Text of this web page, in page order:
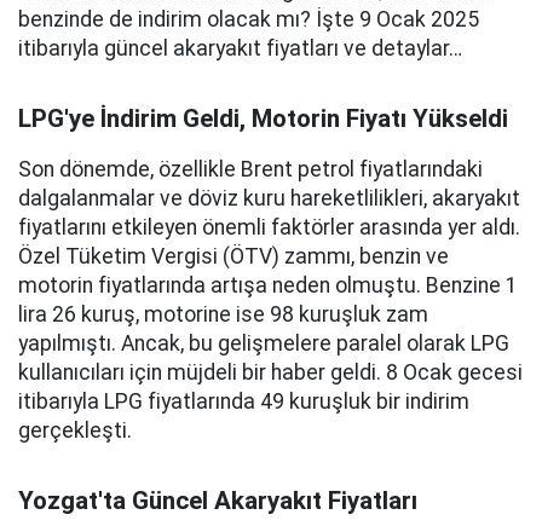
benzinde de indirim olacak mı? İşte 9 Ocak 2025
itibarıyla güncel akaryakıt fiyatları ve detaylar…
LPG'ye İndirim Geldi, Motorin Fiyatı Yükseldi
Son dönemde, özellikle Brent petrol fiyatlarındaki
dalgalanmalar ve döviz kuru hareketlilikleri, akaryakıt
fiyatlarını etkileyen önemli faktörler arasında yer aldı.
Özel Tüketim Vergisi (ÖTV) zammı, benzin ve
motorin fiyatlarında artışa neden olmuştu. Benzine 1
lira 26 kuruş, motorine ise 98 kuruşluk zam
yapılmıştı. Ancak, bu gelişmelere paralel olarak LPG
kullanıcıları için müjdeli bir haber geldi. 8 Ocak gecesi
itibarıyla LPG fiyatlarında 49 kuruşluk bir indirim
gerçekleşti.
Yozgat'ta Güncel Akaryakıt Fiyatları